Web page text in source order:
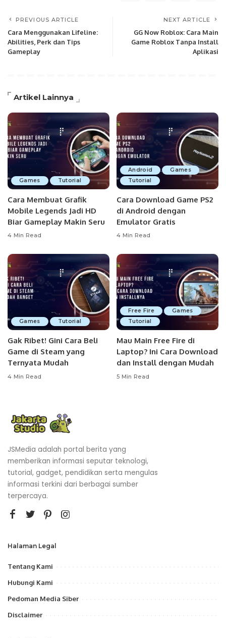
PREVIOUS ARTICLE
Cara Menggunakan Lifeline:
Abilities, Perk dan Tips
Gameplay
NEXT ARTICLE
GG Now Roblox: Cara Main
Game Roblox Tanpa Install
Aplikasi
Artikel Lainnya
Games Tutorial
Cara Membuat Grafik
Mobile Legends Jadi HD
Biar Gameplay Makin Seru
4 Min Read
Android
Games
Tutorial
Cara Download Game PS2
di Android dengan
Emulator Gratis
4 Min Read
Games Tutorial
Gak Ribet! Gini Cara Beli
Game di Steam yang
Ternyata Mudah
4 Min Read
Free Fire
Games
Tutorial
Mau Main Free Fire di
Laptop? Ini Cara Download
dan Install dengan Mudah
5 Min Read
JSMedia adalah portal berita yang
memberikan informasi seputar teknologi,
tutorial, gadget, pendidikan serta mengulas
informasi terkini dari berbagai sumber
terpercaya.
Halaman Legal
Tentang Kami
Hubungi Kami
Pedoman Media Siber
Disclaimer